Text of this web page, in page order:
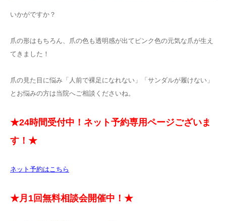
いかがですか？
爪の形はもちろん、爪の色も透明感が出てピンク色の元気な爪が生え
てきました！
爪の見た目に悩み「人前で裸足になれない」「サンダルが履けない」
とお悩みの方は当院へご相談くださいね。
★24時間受付中！ネット予約専用ページございま
す！★
ネット予約はこちら
★月1回無料相談会開催中！★